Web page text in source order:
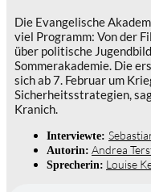
Die Evangelische
viel Programm: Von der
über politische
Sommerakademie. Die
sich ab 7. Februar um
Sicherheitsstrategien,
Kranich.
Interviewte:
Autorin: Andrea
Sprecherin: Louise